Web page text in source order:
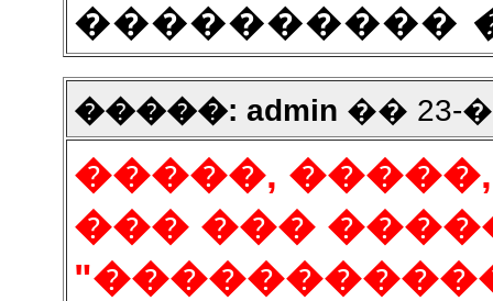
����������
�����: admin �� 23-
�����,
��� ���